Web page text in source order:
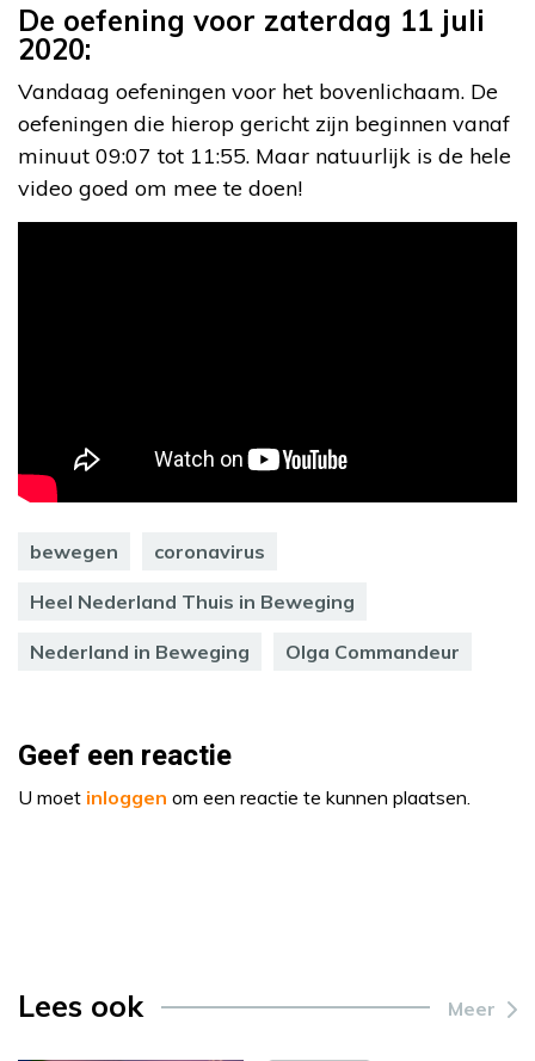
De oefening voor zaterdag 11 juli
2020:
Vandaag oefeningen voor het bovenlichaam. De
oefeningen die hierop gericht zijn beginnen vanaf
minuut 09:07 tot 11:55. Maar natuurlijk is de hele
video goed om mee te doen!
bewegen coronavirus
Heel Nederland Thuis in Beweging
Nederland in Beweging Olga Commandeur
Geef een reactie
U moet inloggen om een reactie te kunnen plaatsen.
Lees ook Meer